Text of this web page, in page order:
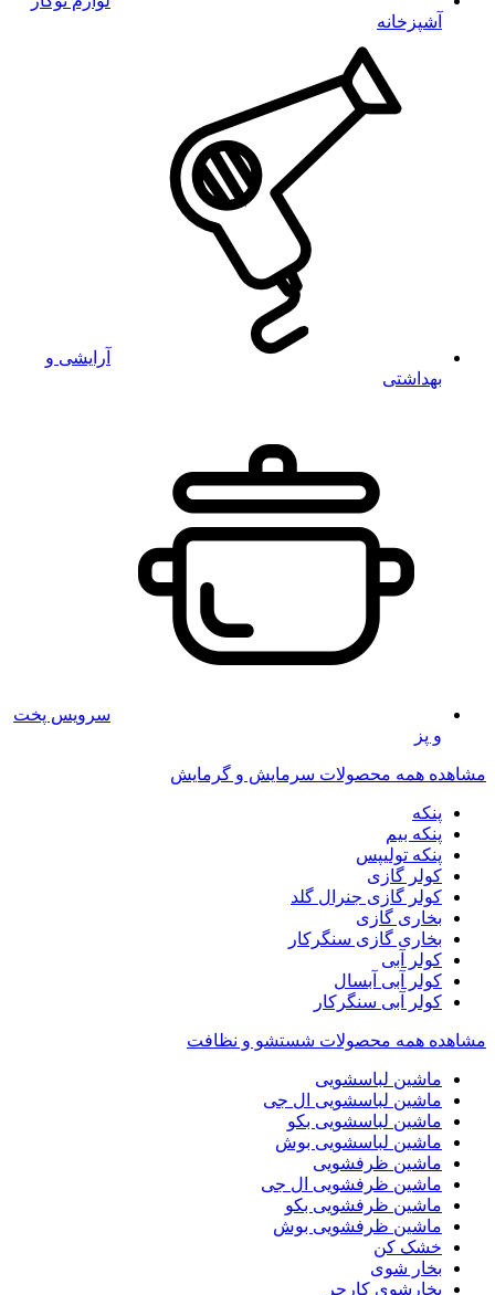
آشپزخانه
آرایشی و
بهداشتی
سرویس پخت
و پز
مشاهده همه محصولات سرمایش و گرمایش
پنکه
پنکه بیم
پنکه تولیپس
کولر گازی
کولر گازی جنرال گلد
بخاری گازی
بخاری گازی سنگرکار
کولر آبی
کولر آبی آبسال
کولر آبی سنگرکار
مشاهده همه محصولات شستشو و نظافت
ماشین لباسشویی
ماشین لباسشویی ال جی
ماشین لباسشویی بکو
ماشین لباسشویی بوش
ماشین ظرفشویی
ماشین ظرفشویی ال جی
ماشین ظرفشویی بکو
ماشین ظرفشویی بوش
خشک کن
بخار شوی
بخارشوی کارچر